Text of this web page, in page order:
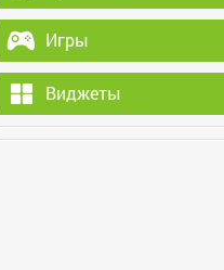
Игры
Виджеты